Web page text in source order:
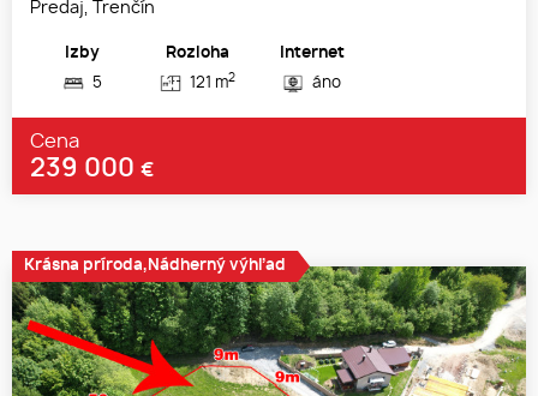
Predaj, Trenčín
Izby
5
Rozloha
121 m2
Internet
áno
Cena
239 000 €
Krásna príroda,Nádherný výhľad